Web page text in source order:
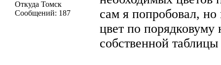
Откуда Томск
Сообщений: 187
сам я попробовал, но
цвет по порядковуму
собственной